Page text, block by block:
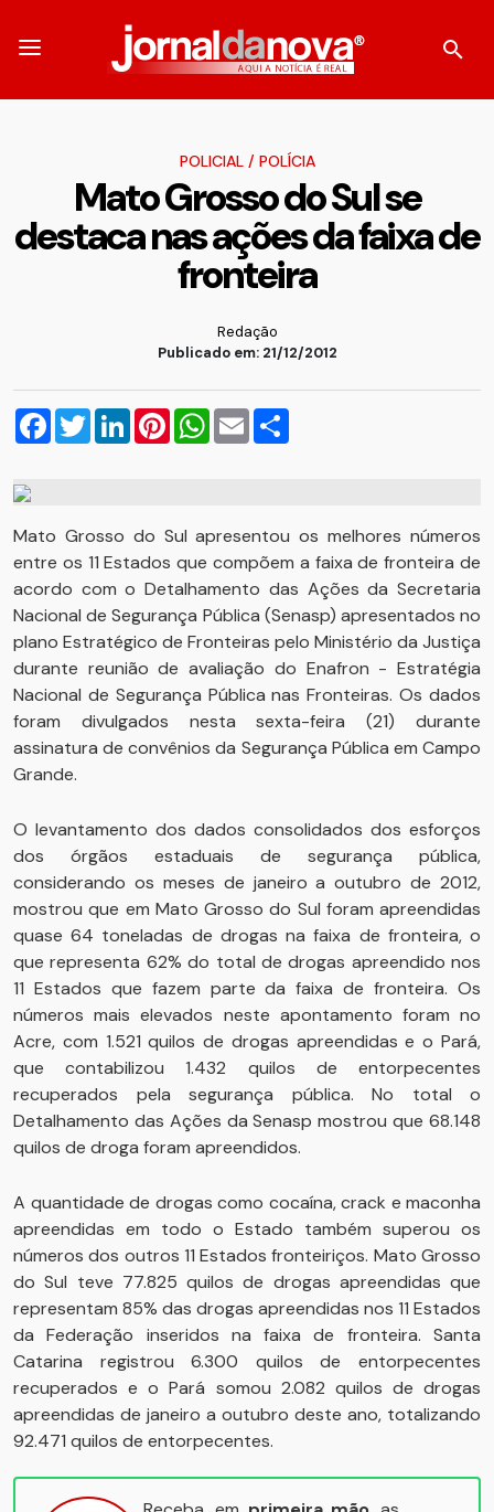
POLICIAL/ POLÍCIA
Mato Grosso do Sul se
destaca nas ações da faixa de
fronteira
Redação
Publicado em: 21/12/2012
Facebook
TwitterLinkedInPinterestWhatsApp
Email
Mato Grosso do Sul apresentou os melhores números
entre os 11 Estados que compõem a faixa de fronteira de
acordo com o Detalhamento das Ações da Secretaria
Nacional de Segurança Pública (Senasp) apresentados no
plano Estratégico de Fronteiras pelo Ministério da Justiça
durante reunião de avaliação do Enafron - Estratégia
Nacional de Segurança Pública nas Fronteiras. Os dados
foram divulgados nesta sexta-feira (21) durante
assinatura de convênios da Segurança Pública em Campo
Grande.
O levantamento dos dados consolidados dos esforços
dos órgãos estaduais de segurança pública,
considerando os meses de janeiro a outubro de 2012,
mostrou que em Mato Grosso do Sul foram apreendidas
quase 64 toneladas de drogas na faixa de fronteira, o
que representa 62% do total de drogas apreendido nos
11 Estados que fazem parte da faixa de fronteira. Os
números mais elevados neste apontamento foram no
Acre, com 1.521 quilos de drogas apreendidas e o Pará,
que contabilizou 1.432 quilos de entorpecentes
recuperados pela segurança pública. No total o
Detalhamento das Ações da Senasp mostrou que 68.148
quilos de droga foram apreendidos.
A quantidade de drogas como cocaína, crack e maconha
apreendidas em todo o Estado também superou os
números dos outros 11 Estados fronteiriços. Mato Grosso
do Sul teve 77.825 quilos de drogas apreendidas que
representam 85% das drogas apreendidas nos 11 Estados
da Federação inseridos na faixa de fronteira. Santa
Catarina registrou 6.300 quilos de entorpecentes
recuperados e o Pará somou 2.082 quilos de drogas
apreendidas de janeiro a outubro deste ano, totalizando
92.471 quilos de entorpecentes.